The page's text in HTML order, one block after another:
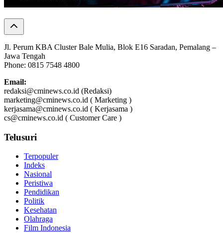
Jl. Perum KBA Cluster Bale Mulia, Blok E16 Saradan, Pemalang –
Jawa Tengah
Phone: 0815 7548 4800
Email:
redaksi@cminews.co.id (Redaksi)
marketing@cminews.co.id ( Marketing )
kerjasama@cminews.co.id ( Kerjasama )
cs@cminews.co.id ( Customer Care )
Telusuri
Terpopuler
Indeks
Nasional
Peristiwa
Pendidikan
Politik
Kesehatan
Olahraga
Film Indonesia